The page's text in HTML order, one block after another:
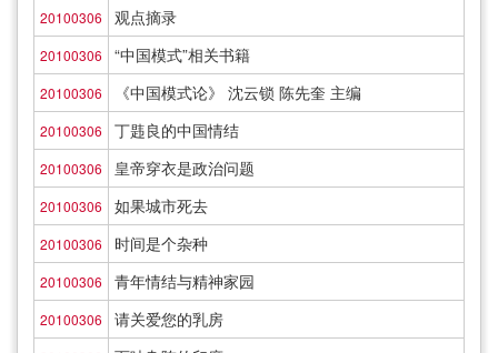
20100306 观点摘录
20100306 “中国模式”相关书籍
20100306 《中国模式论》 沈云锁 陈先奎 主编
20100306 丁韪良的中国情结
20100306 皇帝穿衣是政治问题
20100306 如果城市死去
20100306 时间是个杂种
20100306 青年情结与精神家园
20100306 请关爱您的乳房